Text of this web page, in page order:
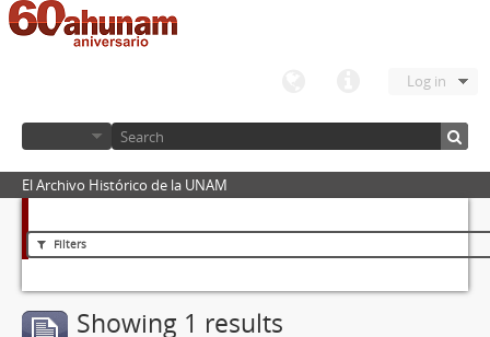
Log in
El Archivo Histórico de la UNAM
Filters
Showing 1 results